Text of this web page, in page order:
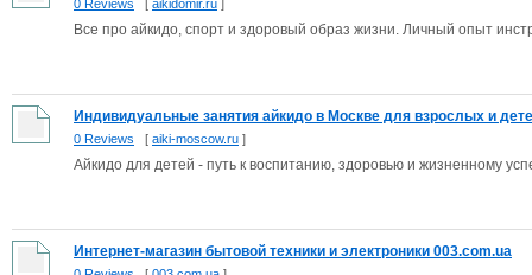
0 Reviews [ aikidomir.ru ]
Все про айкидо, спорт и здоровый образ жизни. Личный опыт
Индивидуальные занятия айкидо в Москве для взрослых и
0 Reviews [ aiki-moscow.ru ]
Айкидо для детей - путь к воспитанию, здоровью и жизненному
Интернет-магазин бытовой техники и электроники 003.com.ua